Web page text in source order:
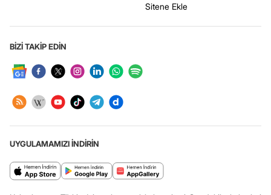
Sitene Ekle
BİZİ TAKİP EDİN
UYGULAMAMIZI İNDİRİN